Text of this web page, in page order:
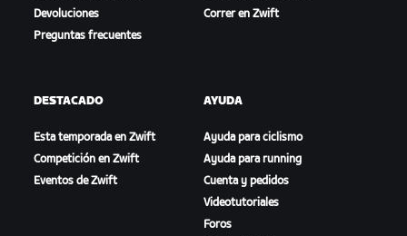
Devoluciones
Preguntas frecuentes
Correr en Zwift
DESTACADO
Esta temporada en Zwift
Competición en Zwift
Eventos de Zwift
AYUDA
Ayuda para ciclismo
Ayuda para running
Cuenta y pedidos
Videotutoriales
Foros